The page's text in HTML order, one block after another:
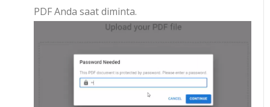
PDF Anda saat diminta.